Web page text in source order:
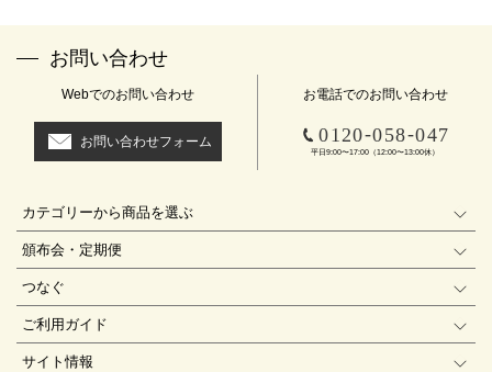
お問い合わせ
Webでのお問い合わせ
お問い合わせフォーム
お電話でのお問い合わせ
0120-058-047
平日9:00〜17:00（12:00〜13:00休）
カテゴリーから商品を選ぶ
頒布会・定期便
つなぐ
ご利用ガイド
サイト情報